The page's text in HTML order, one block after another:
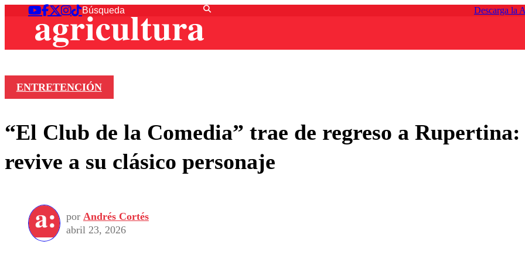
Descarga la
ENTRETENCIÓN
“El Club de la Comedia” trae de regreso a
revive a su clásico personaje
por Andrés Cortés
abril 23, 2026